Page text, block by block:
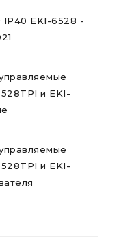
IP40 EKI-6528 -
и EKI-
и EKI-